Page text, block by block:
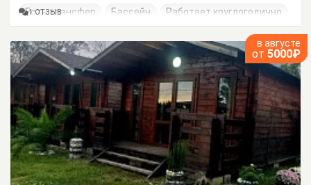
Есть трансфер
Бассейн Работает круглогодично
1 ОТЗЫВ
в августе
от 5000₽